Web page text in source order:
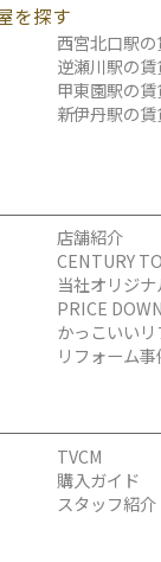
を探す
西宮北口駅
逆瀬川駅の賃
甲東園駅の賃
新伊丹駅の賃
店舗紹介
CENTURY
当社オリジ
PRICE DOWN
かっこいい
リフォーム事
TVCM
購入ガイド
スタッフ紹介